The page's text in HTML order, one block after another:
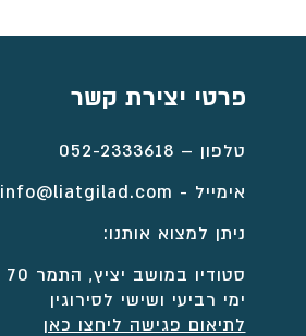
פרטי יצירת קשר
טלפון – 052-2333618
אימייל - info@liatgilad.com
ניתן למצוא אותנו:
סטודיו במושב יציץ, התמר 70
ימי רביעי ושישי לסירוגין
לתיאום פגישה ליחצו כאן